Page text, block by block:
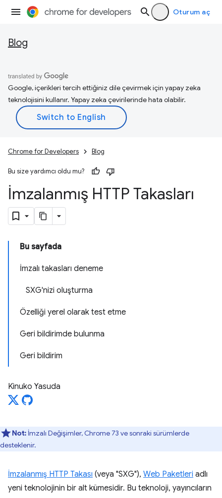
Oturum aç
Blog
Google, içerikleri tercih ettiğiniz dile çevirmek için yapay zeka
teknolojisini kullanır. Yapay zeka çevirilerinde hata olabilir.
Chrome for Developers Blog
Bu size yardımcı oldu mu?
İmzalanmış HTTP Takasları
Bu sayfada
İmzalı takasları deneme
SXG'nizi oluşturma
Özelliği yerel olarak test etme
Geri bildirimde bulunma
Geri bildirim
Kinuko Yasuda
Not: İmzalı Değişimler, Chrome 73 ve sonraki sürümlerde
desteklenir.
İmzalanmış HTTP Takası (veya "SXG"), Web Paketleri adlı
yeni teknolojinin bir alt kümesidir. Bu teknoloji, yayıncıların